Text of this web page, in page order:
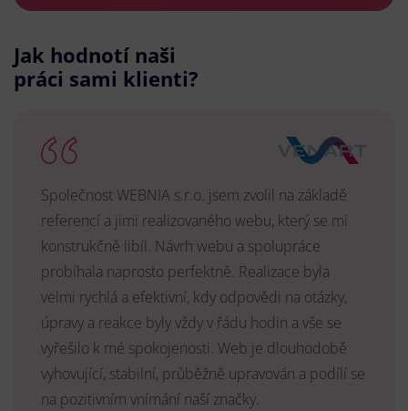
Jak hodnotí naši
práci sami klienti?
Společnost WEBNIA s.r.o. jsem zvolil na základě
referencí a jimi realizovaného webu, který se mi
konstrukčně libíl. Návrh webu a spolupráce
probíhala naprosto perfektně. Realizace byla
velmi rychlá a efektivní, kdy odpovědi na otázky,
úpravy a reakce byly vždy v řádu hodin a vše se
vyřešilo k mé spokojenosti. Web je dlouhodobě
vyhovující, stabilní, průběžně upravován a podílí se
na pozitivním vnímání naší značky.